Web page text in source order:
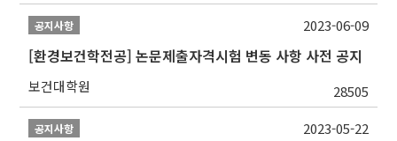
공지사항
[환경보건학전공] 논문제출자격시험 변동 사항 사전 공지
보건대학원 28505
2023-06-09
공지사항 2023-05-22